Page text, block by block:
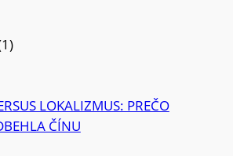
LOKALIZMUS: PREČO
ČÍNU